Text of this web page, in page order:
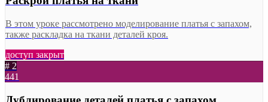
В этом уроке рассмотрено моделирование платья с запахом,
также раскладка на ткани деталей кроя.
доступ закрыт
# 2
441